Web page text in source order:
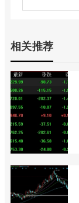
相关推荐